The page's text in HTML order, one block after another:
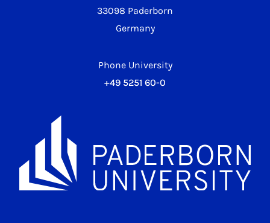
33098 Paderborn
Germany
Phone University
+49 5251 60-0